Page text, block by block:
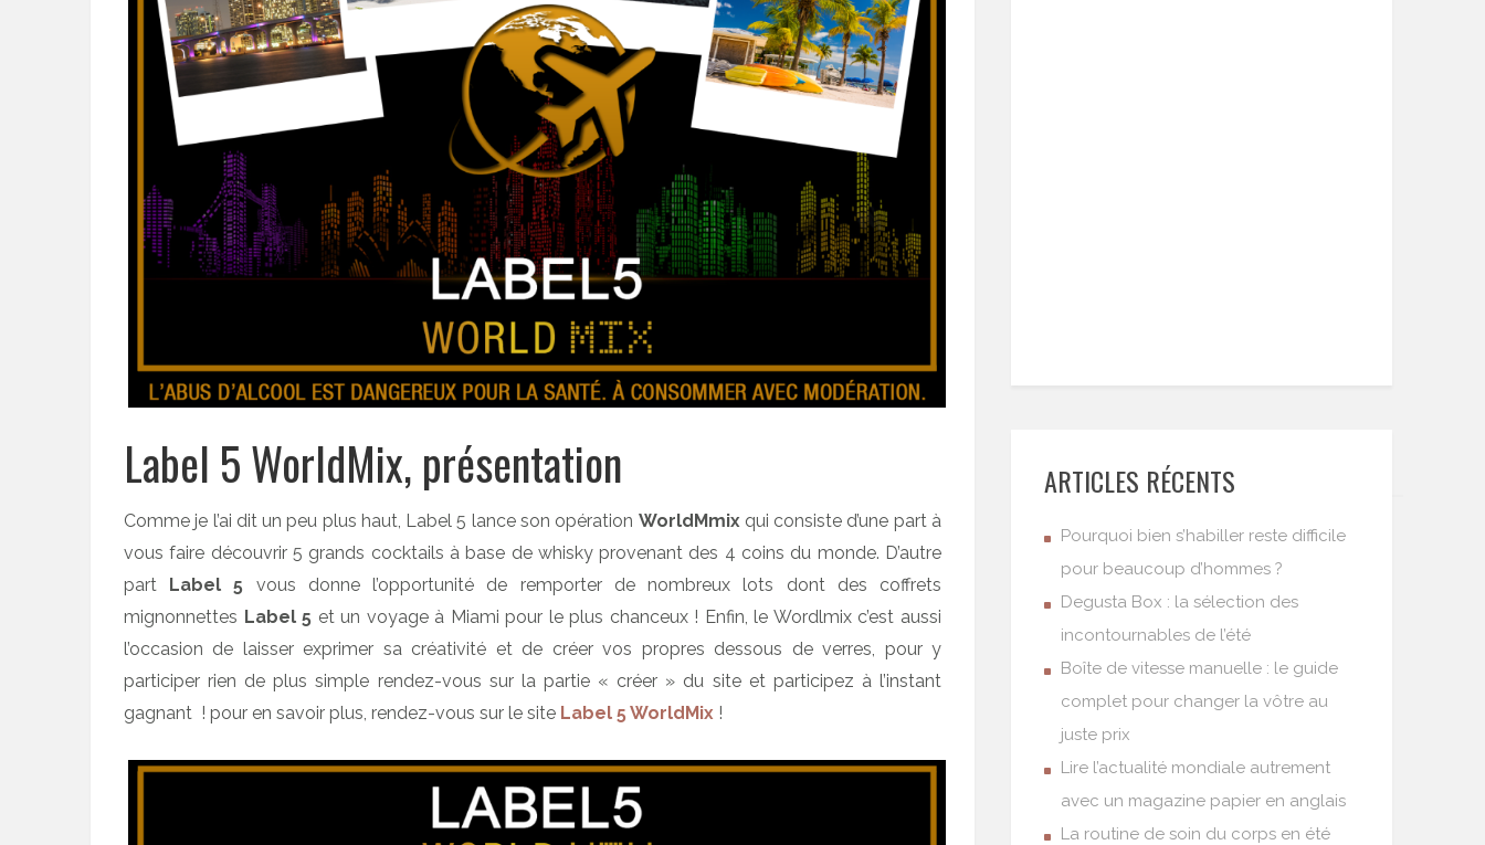
Label 5 WorldMix, présentation
Comme je l’ai dit un peu plus haut, Label 5 lance son opération WorldMmixqui consiste d’une part à
vous faire découvrir 5 grands cocktails à base de whisky provenant des 4 coins du monde. D’autre
part Label 5 vous donne l’opportunité de remporter de nombreux lots dont des coffrets
mignonnettes Label 5 et un voyage à Miami pour le plus chanceux ! Enfin, le Wordlmix c’est aussi
l’occasion de laisser exprimer sa créativité et de créer vos propres dessous de verres, pour y
participer rien de plus simple rendez-vous sur la partie « créer » du site et participez à l’instant
gagnant ! pour en savoir plus, rendez-vous sur le site Label 5 WorldMix !
ARTICLES RÉCENTS
Pourquoi bien s’habiller reste difficile
pour beaucoup d’hommes ?
Degusta Box : la sélection des
incontournables de l’été
Boîte de vitesse manuelle : le guide
complet pour changer la vôtre au
juste prix
Lire l’actualité mondiale autrement
avec un magazine papier en anglais
La routine de soin du corps en été